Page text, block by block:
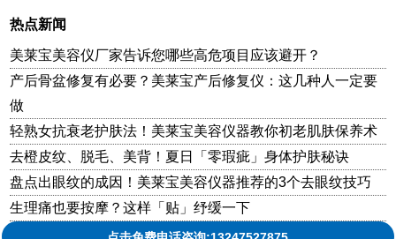
热点新闻
美莱宝美容仪厂家告诉您哪些高危项目应该避开？
产后骨盆修复有必要？美莱宝产后修复仪：这几种人一定要
做
轻熟女抗衰老护肤法！美莱宝美容仪器教你初老肌肤保养术
去橙皮纹、脱毛、美背！夏日「零瑕疵」身体护肤秘诀
盘点出眼纹的成因！美莱宝美容仪器推荐的3个去眼纹技巧
生理痛也要按摩？这样「贴」纾缓一下